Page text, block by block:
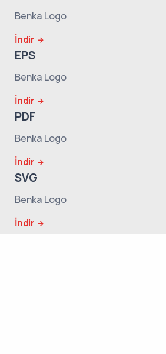
Benka Logo
İndir
EPS
Benka Logo
İndir
PDF
Benka Logo
İndir
SVG
Benka Logo
İndir